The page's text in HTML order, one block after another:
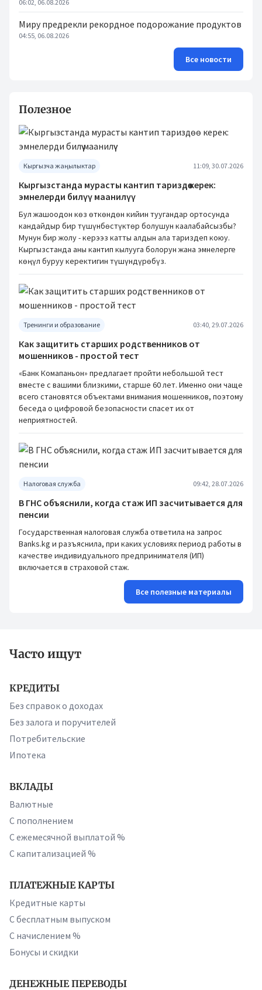
06:02, 06.08.2026
Миру предрекли рекордное подорожание продуктов
04:55, 06.08.2026
Все новости
Полезное
Кыргызча жаңылыктар 11:09, 30.07.2026
Кыргызстанда мурасты кантип тариздөө керек:
эмнелерди билүү маанилүү
Бул жашоодон көз өткөндөн кийин туугандар ортосунда
кандайдыр бир түшүнбөстүктөр болушун каалабайсызбы?
Мунун бир жолу - керээз катты алдын ала тариздеп коюу.
Кыргызстанда аны кантип кылууга болорун жана эмнелерге
көңүл буруу керектигин түшүндүрөбүз.
Тренинги и образование 03:40, 29.07.2026
Как защитить старших родственников от
мошенников - простой тест
«Банк Комапаньон» предлагает пройти небольшой тест
вместе с вашими близкими, старше 60 лет. Именно они чаще
всего становятся объектами внимания мошенников, поэтому
беседа о цифровой безопасности спасет их от
неприятностей.
Налоговая служба 09:42, 28.07.2026
В ГНС объяснили, когда стаж ИП засчитывается для
пенсии
Государственная налоговая служба ответила на запрос
Banks.kg и разъяснила, при каких условиях период работы в
качестве индивидуального предпринимателя (ИП)
включается в страховой стаж.
Все полезные материалы
Часто ищут
КРЕДИТЫ
Без справок о доходах
Без залога и поручителей
Потребительские
Ипотека
ВКЛАДЫ
Валютные
С пополнением
С ежемесячной выплатой %
С капитализацией %
ПЛАТЕЖНЫЕ КАРТЫ
Кредитные карты
С бесплатным выпуском
С начислением %
Бонусы и скидки
ДЕНЕЖНЫЕ ПЕРЕВОДЫ